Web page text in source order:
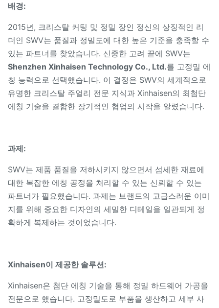
배경:
2015년, 크리스탈 커팅 및 정밀 장인 정신의 상징적인 리
더인 SWV는 품질과 정밀도에 대한 높은 기준을 충족할 수
있는 파트너를 찾았습니다. 신중한 고려 끝에 SWV는
Shenzhen Xinhaisen Technology Co., Ltd.를 고정밀 에
칭 능력으로 선택했습니다. 이 결정은 SWV의 세계적으로
유명한 크리스탈 주얼리 전문 지식과 Xinhaisen의 최첨단
에칭 기술을 결합한 장기적인 협업의 시작을 알렸습니다.
과제:
SWV는 제품 품질을 저하시키지 않으면서 섬세한 재료에
대한 복잡한 에칭 공정을 처리할 수 있는 신뢰할 수 있는
파트너가 필요했습니다. 과제는 브랜드의 고급스러운 이미
지를 위해 중요한 디자인의 세밀한 디테일을 일관되게 정
확하게 복제하는 것이었습니다.
Xinhaisen이 제공한 솔루션:
Xinhaisen은 첨단 에칭 기술을 통해 정밀 하드웨어 가공을
전문으로 했습니다. 고정밀도로 부품을 생산하고 세부 사